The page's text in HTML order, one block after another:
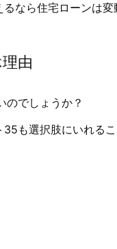
なら住宅ローンは変
由
のでしょうか？
も選択肢にいれるこ